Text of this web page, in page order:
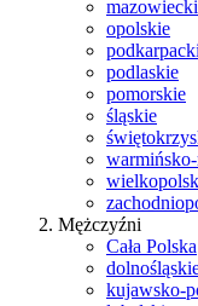
opolskie
podlaskie
pomorskie
śląskie
Mężczyźni
Cała Polska
kujawsko-